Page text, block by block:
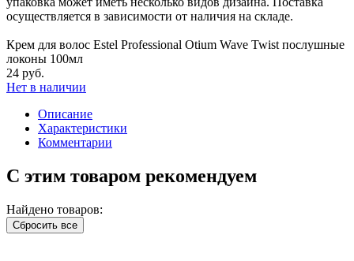
осуществляется в зависимости от наличия на складе.
Крем для волос Estel Professional Otium Wave Twist послушные
локоны 100мл
24 руб.
Нет в наличии
Описание
Характеристики
Комментарии
С этим товаром рекомендуем
Найдено товаров:
Сбросить все